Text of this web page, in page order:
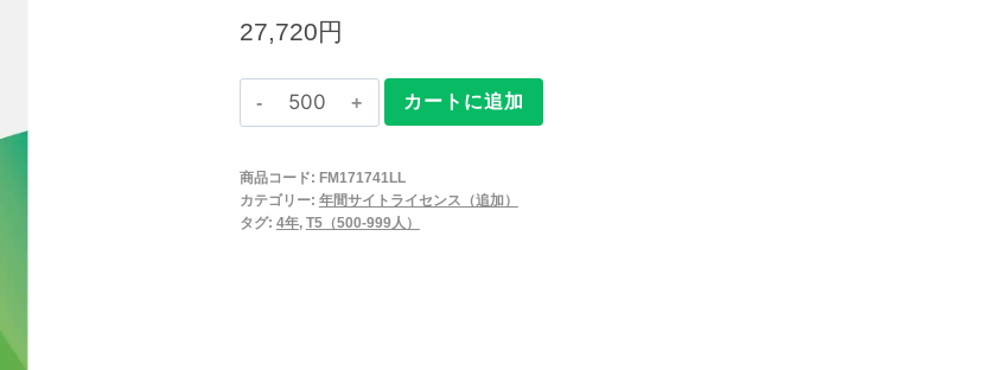
27,720円
Claris
FileMaker
年
間
カートに追加
商品コード: FM171741LL
カテゴリー: 年間サイトライセンス（追加）
タグ: 4年, T5（500-999人）